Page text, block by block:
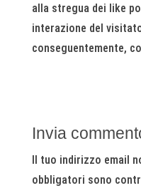
alla stregua dei like
interazione del
conseguentemente,
Invia
Il tuo indirizzo email
obbligatori sono